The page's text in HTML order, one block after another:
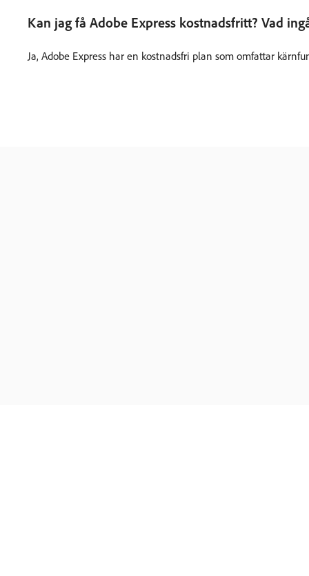
Kan jag få Adobe Express kostnadsfritt? Vad
Ja, Adobe Express har en kostnadsfri plan som omfattar